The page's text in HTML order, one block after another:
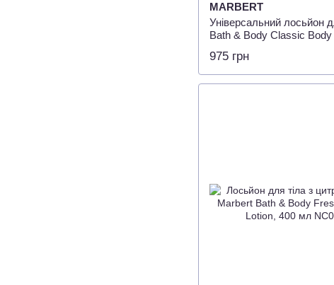
MARBERT
Універсальний лосьйон
Bath & Body Classic
975 грн